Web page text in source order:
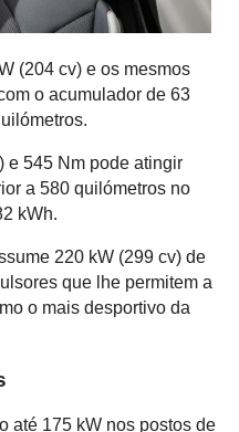
(204 cv) e os mesmos
o acumulador de 63
e 545 Nm pode atingir
a 580 quilómetros no
kWh.
220 kW (299 cv) de
que lhe permitem a
o mais desportivo da
até 175 kW nos postos de